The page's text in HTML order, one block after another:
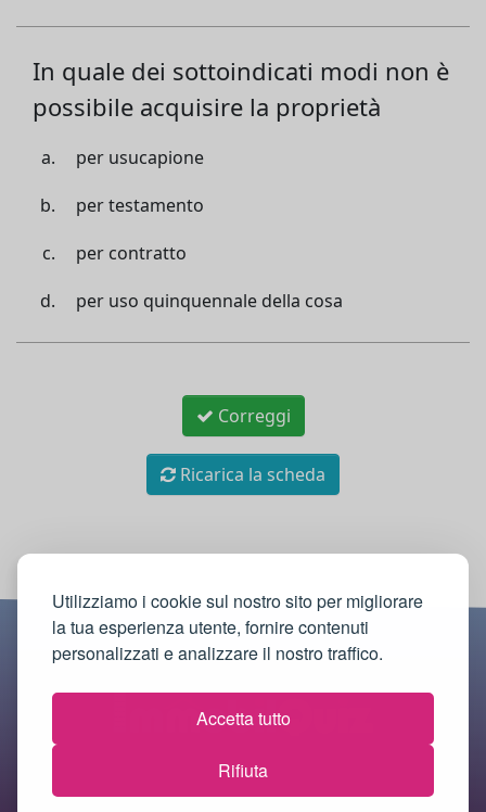
Utilizziamo i cookie sul nostro sito per migliorare
la tua esperienza utente, fornire contenuti
personalizzati e analizzare il nostro traffico.
Accetta tutto
Rifiuta
In quale dei sottoindicati modi non è
possibile acquisire la proprietà
per usucapione
per testamento
per contratto
per uso quinquennale della cosa
Correggi
Ricarica la scheda